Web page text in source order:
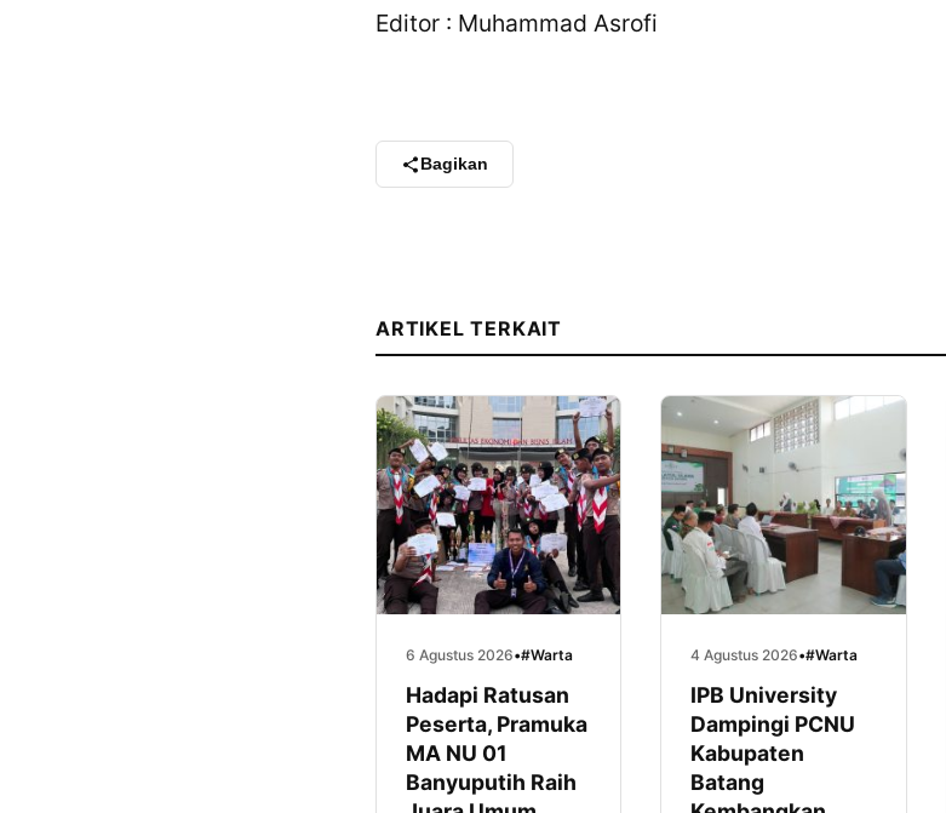
Editor : Muhammad Asrofi
Bagikan
ARTIKEL TERKAIT
6 Agustus 2026•#Warta
Hadapi Ratusan
Peserta, Pramuka
MA NU 01
Banyuputih Raih
4 Agustus 2026•#Warta
IPB University
Dampingi PCNU
Kabupaten
Batang